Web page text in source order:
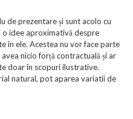
de prezentare și sunt acolo cu
o idee aproximativă despre
în ele. Acestea nu vor face parte
nicio forță contractuală și ar
doar în scopuri ilustrative.
natural, pot aparea variatii de